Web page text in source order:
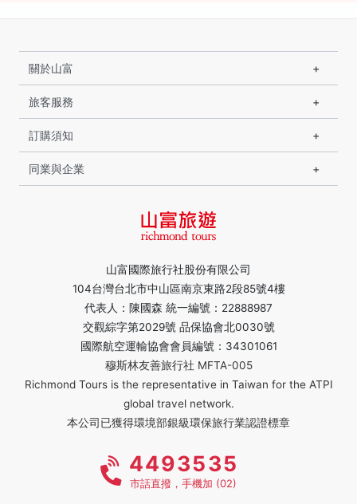
山富國際旅行社股份有限公司
104台灣台北市中山區南京東路2段85號4樓
代表人：陳國森 統一編號：22888987
交觀綜字第2029號 品保協會北0030號
國際航空運輸協會會員編號：34301061
穆斯林友善旅行社 MFTA-005
Richmond Tours is the representative in Taiwan for the ATPI
global travel network.
本公司已獲得環境部銀級環保旅行業認證標章
關於山富
旅客服務
訂購須知
同業與企業
4493535
市話直撥，手機加 (02)